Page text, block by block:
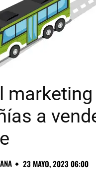
a
23 MAYO, 2023 06:00